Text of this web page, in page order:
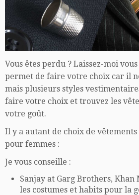
Vous êtes perdu ? Laissez-moi
permet de faire votre choix car il
mais plusieurs styles
faire votre choix et trouvez les
votre goût.
Il y a autant de choix de
pour femmes :
Je vous conseille :
Sanjay at Garg Brothers,
les costumes et habits pour la